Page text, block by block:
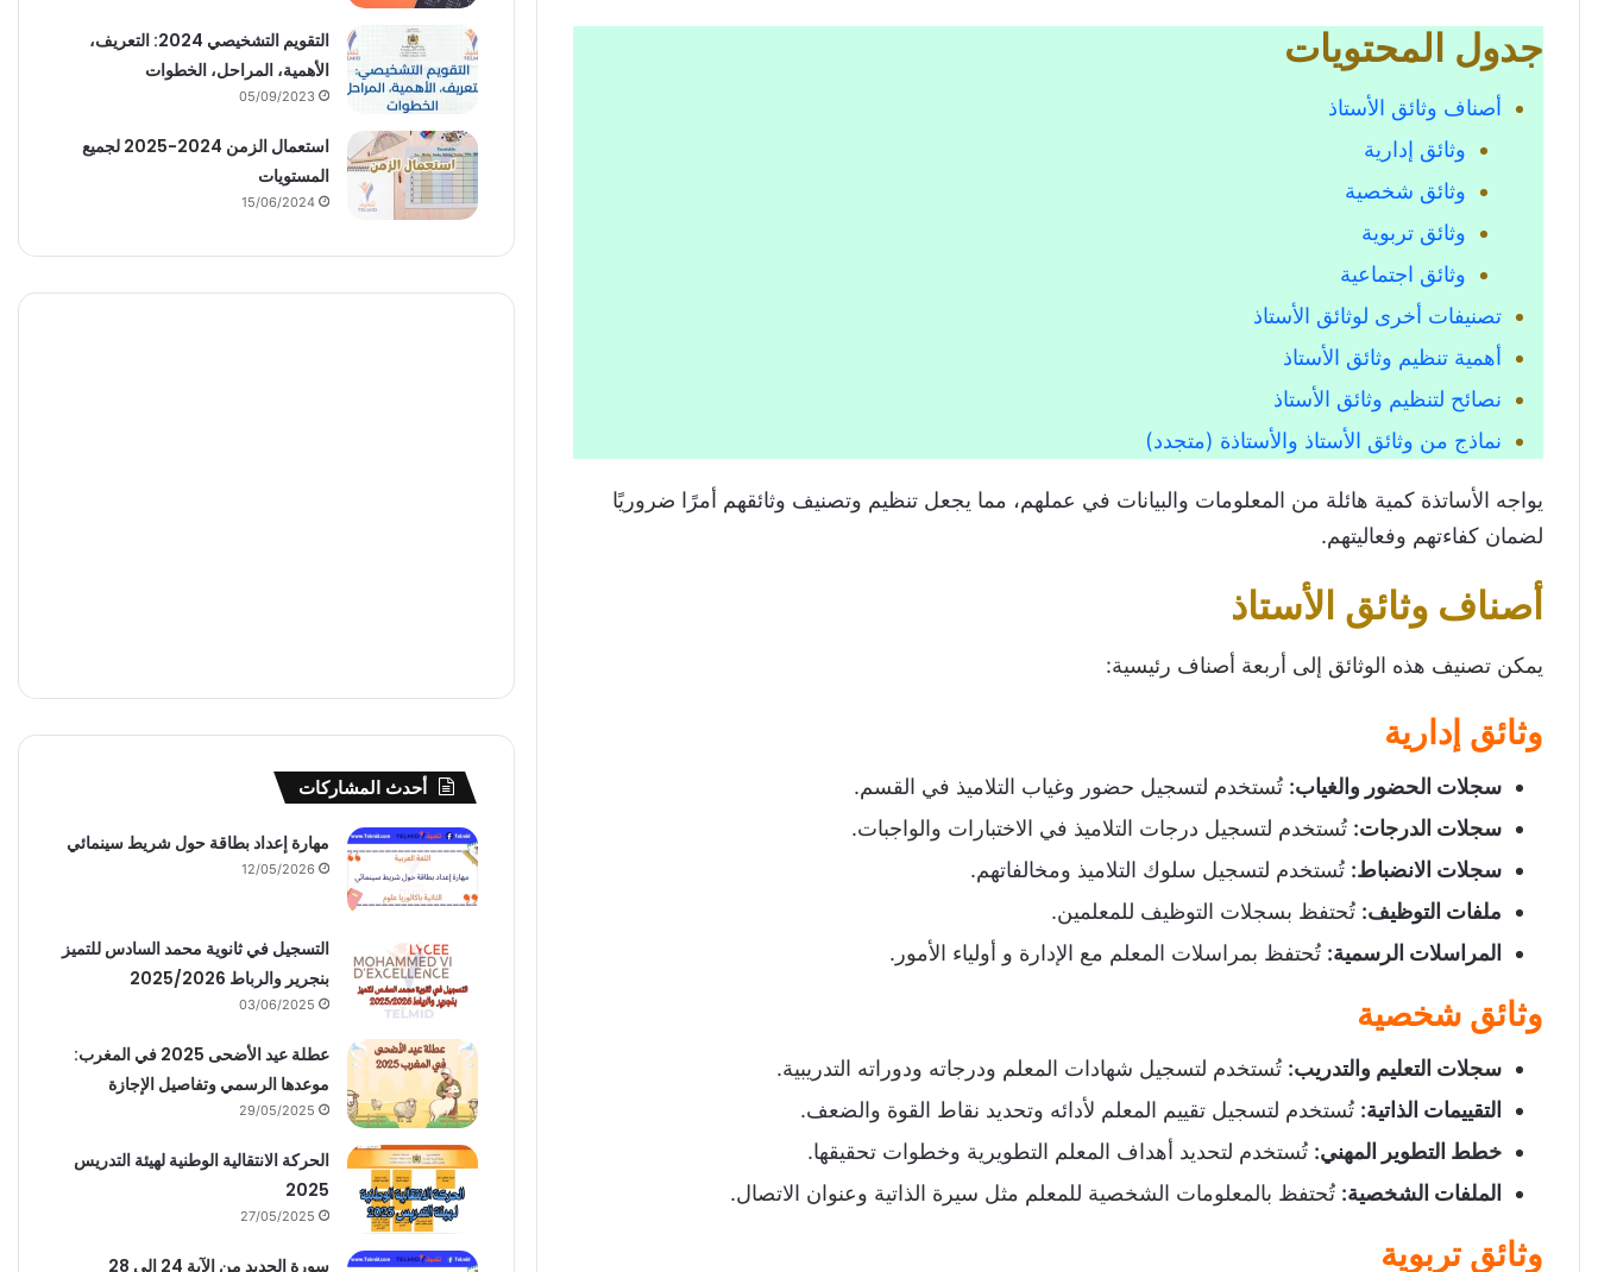
جدول المحتويات
أصناف وثائق الأستاذ
وثائق إدارية
وثائق شخصية
وثائق تربوية
وثائق اجتماعية
تصنيفات أخرى لوثائق الأستاذ
أهمية تنظيم وثائق الأستاذ
نصائح لتنظيم وثائق الأستاذ
نماذج من وثائق الأستاذ والأستاذة (متجدد)
يواجه الأساتذة كمية هائلة من المعلومات والبيانات في عملهم، مما يجعل تنظيم وتصنيف وثائقهم أمرًا ضروريًا
لضمان كفاءتهم وفعاليتهم.
أصناف وثائق الأستاذ
يمكن تصنيف هذه الوثائق إلى أربعة أصناف رئيسية:
وثائق إدارية
سجلات الحضور والغياب: تُستخدم لتسجيل حضور وغياب التلاميذ في القسم.
سجلات الدرجات: تُستخدم لتسجيل درجات التلاميذ في الاختبارات والواجبات.
سجلات الانضباط: تُستخدم لتسجيل سلوك التلاميذ ومخالفاتهم.
ملفات التوظيف: تُحتفظ بسجلات التوظيف للمعلمين.
المراسلات الرسمية: تُحتفظ بمراسلات المعلم مع الإدارة و أولياء الأمور.
وثائق شخصية
سجلات التعليم والتدريب: تُستخدم لتسجيل شهادات المعلم ودرجاته ودوراته التدريبية.
التقييمات الذاتية: تُستخدم لتسجيل تقييم المعلم لأدائه وتحديد نقاط القوة والضعف.
خطط التطوير المهني: تُستخدم لتحديد أهداف المعلم التطويرية وخطوات تحقيقها.
الملفات الشخصية: تُحتفظ بالمعلومات الشخصية للمعلم مثل سيرة الذاتية وعنوان الاتصال.
وثائق تربوية
التقويم التشخيصي 2024: التعريف،
الأهمية، المراحل، الخطوات
05/09/2023
استعمال الزمن 2024-2025 لجميع
المستويات
15/06/2024
أحدث المشاركات
مهارة إعداد بطاقة حول شريط سينمائي
12/05/2026
التسجيل في ثانوية محمد السادس للتميز
بنجرير والرباط 2025/2026
03/06/2025
عطلة عيد الأضحى 2025 في المغرب:
موعدها الرسمي وتفاصيل الإجازة
29/05/2025
الحركة الانتقالية الوطنية لهيئة التدريس
2025
27/05/2025
سورة الحديد من الآية 24 إلى 28